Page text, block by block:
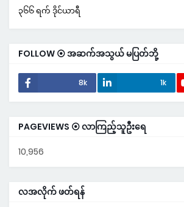
၃၆၆ ရက် ဒိုင်ယာရီ
FOLLOW ⦿ အဆက်အသွယ် မပြတ်ဘို့
8k 1k
PAGEVIEWS ⦿ လာကြည့်သူဦးရေ
10,956
လအလိုက် ဖတ်ရန်